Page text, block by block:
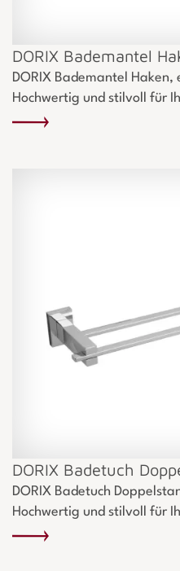
DORIX Bademantel
DORIX Bademantel Haken,
Hochwertig und stilvoll für
DORIX Badetuch
DORIX Badetuch
Hochwertig und stilvoll für